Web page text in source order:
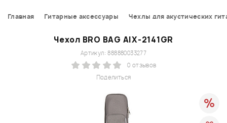
Главная Гитарные аксессуары Чехлы для акустических
Чехол BRO BAG AIX-2141GR
Поделиться
Артикул: 888880033277
0 отзывов